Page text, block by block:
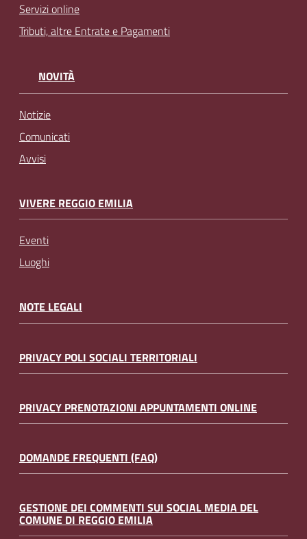
Servizi online
Tributi, altre Entrate e Pagamenti
NOVITÀ
Notizie
Comunicati
Avvisi
VIVERE REGGIO EMILIA
Eventi
Luoghi
NOTE LEGALI
PRIVACY POLI SOCIALI TERRITORIALI
PRIVACY PRENOTAZIONI APPUNTAMENTI ONLINE
DOMANDE FREQUENTI (FAQ)
GESTIONE DEI COMMENTI SUI SOCIAL MEDIA DEL
COMUNE DI REGGIO EMILIA